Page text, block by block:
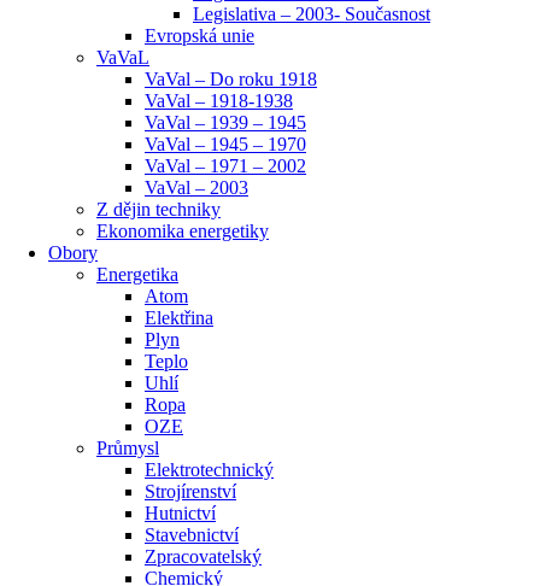
Legislativa – 2003- Současnost
Evropská unie
VaVaL
VaVal – Do roku 1918
VaVal – 1918-1938
VaVal – 1939 – 1945
VaVal – 1945 – 1970
VaVal – 1971 – 2002
VaVal – 2003
Z dějin techniky
Ekonomika energetiky
Obory
Energetika
Atom
Elektřina
Plyn
Teplo
Uhlí
Ropa
OZE
Průmysl
Elektrotechnický
Strojírenství
Hutnictví
Stavebnictví
Zpracovatelský
Chemický